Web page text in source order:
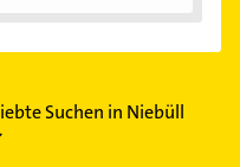
Suchen in Niebüll